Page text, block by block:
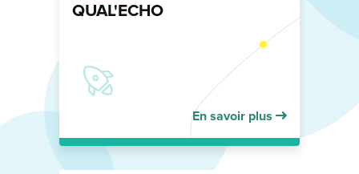
QUAL'ECHO
En savoir plus